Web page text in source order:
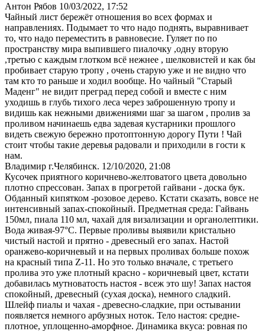
Антон Рябов 10/03/2022, 17:52
Чайный лист бережёт отношения во всех формах и
направлениях. Подымает то что надо поднять, выравнивает
то, что надо переместить в равновесие. Гуляет по по
пространству мира выпившего пиалочку ,одну вторую
,третью с каждым глотком всё нежнее , шелковистей и как бы
пробивает старую тропу , очень старую уже и не видно что
там кто то раньше и ходил вообще. Но чайный "Старый
Маденг" не видит преград перед собой и вместе с ним
уходишь в глубь тихого леса через заброшенную тропу и
видишь как нежными движениями шаг за шагом , пролив за
проливом начинаешь едва задевая кустарники прошлого
видеть свежую бережно протоптонную дорогу Пути ! Чай
стоит чтобы такие деревья радовали и приходили в гости к
нам.
Владимир г.Челябинск. 12/10/2020, 21:08
Кусочек приятного коричнево-желтоватого цвета довольно
плотно спрессован. Запах в прогретой гайвани - доска бук.
Обданный кипятком -розовое дерево. Кстати сказать, вовсе не
интенсивный запах-спокойный. Предметная среда: Гайвань
150мл, пиала 110 мл, чахай для визализации и органолептики.
Вода живая-97°С. Первые проливы выявили кристально
чистый настой и прятно - древесный его запах. Настой
оранжево-коричневый и на первых проливах больше похож
на красный типа Z-11. Но это только вначале, с третьего
пролива это уже плотный красно - коричневый цвет, кстати
добавилась мутноватость настоя - всеж это шу! Запах настоя
спокойный, древесный (сухая доска), немного сладкий.
Шлейф пиалы и чахая - древесно-сладкие, при остывании
появляется немного арбузных ноток. Тело настоя: средне-
плотное, уплощенно-аморфное. Динамика вкуса: ровная по